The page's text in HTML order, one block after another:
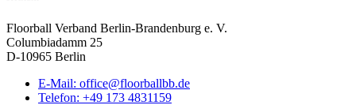
Floorball Verband Berlin-Brandenburg e. V.
Columbiadamm 25
D-10965 Berlin
E-Mail: ed.bbllabroolf@eciffo
Telefon: +49 173 4831159